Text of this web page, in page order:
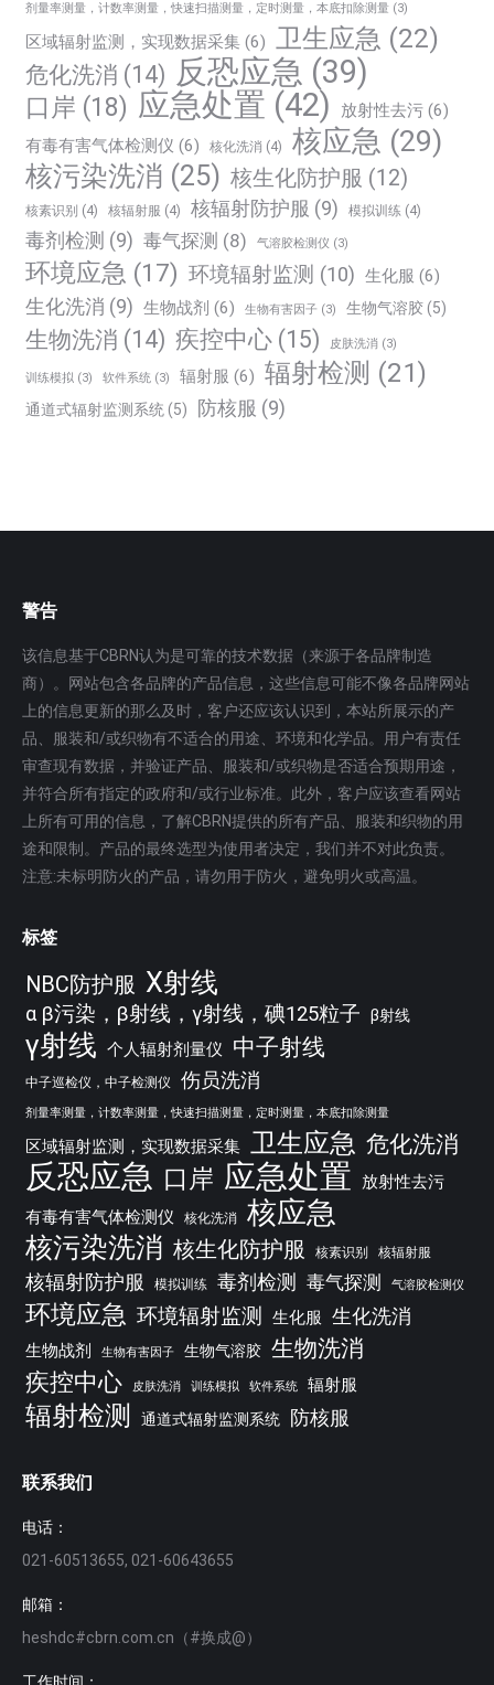
剂量率测量，计数率测量，快速扫描测量，定时测量，本底扣除测量 (3)
区域辐射监测，实现数据采集 (6) 卫生应急 (22)
危化洗消 (14) 反恐应急 (39)
口岸 (18) 应急处置 (42) 放射性去污 (6)
有毒有害气体检测仪 (6) 核化洗消 (4) 核应急 (29)
核污染洗消 (25) 核生化防护服 (12)
核素识别 (4) 核辐射服 (4) 核辐射防护服 (9) 模拟训练 (4)
毒剂检测 (9) 毒气探测 (8) 气溶胶检测仪 (3)
环境应急 (17) 环境辐射监测 (10) 生化服 (6)
生化洗消 (9) 生物战剂 (6) 生物有害因子 (3) 生物气溶胶(5)
生物洗消 (14) 疾控中心 (15) 皮肤洗消 (3)
训练模拟 (3) 软件系统 (3) 辐射服 (6) 辐射检测 (21)
通道式辐射监测系统 (5) 防核服 (9)
警告
该信息基于CBRN认为是可靠的技术数据（来源于各品牌制造
商）。网站包含各品牌的产品信息，这些信息可能不像各品牌网站
上的信息更新的那么及时，客户还应该认识到，本站所展示的产
品、服装和/或织物有不适合的用途、环境和化学品。用户有责任
审查现有数据，并验证产品、服装和/或织物是否适合预期用途，
并符合所有指定的政府和/或行业标准。此外，客户应该查看网站
上所有可用的信息，了解CBRN提供的所有产品、服装和织物的用
途和限制。产品的最终选型为使用者决定，我们并不对此负责。
注意:未标明防火的产品，请勿用于防火，避免明火或高温。
标签
NBC防护服 X射线
α β污染，β射线，γ射线，碘125粒子 β射线
γ射线 个人辐射剂量仪 中子射线
中子巡检仪，中子检测仪 伤员洗消
剂量率测量，计数率测量，快速扫描测量，定时测量，本底扣除测量
区域辐射监测，实现数据采集 卫生应急 危化洗消
反恐应急 口岸 应急处置
放射性去污
有毒有害气体检测仪
核化洗消 核应急
核污染洗消 核生化防护服 核素识别 核辐射服
核辐射防护服 模拟训练 毒剂检测 毒气探测 气溶胶检测仪
环境应急 环境辐射监测 生化服 生化洗消
生物战剂 生物有害因子 生物气溶胶 生物洗消
疾控中心
皮肤洗消 训练模拟 软件系统 辐射服
辐射检测 通道式辐射监测系统 防核服
联系我们
电话：
021-60513655, 021-60643655
邮箱：
heshdc#cbrn.com.cn（#换成@）